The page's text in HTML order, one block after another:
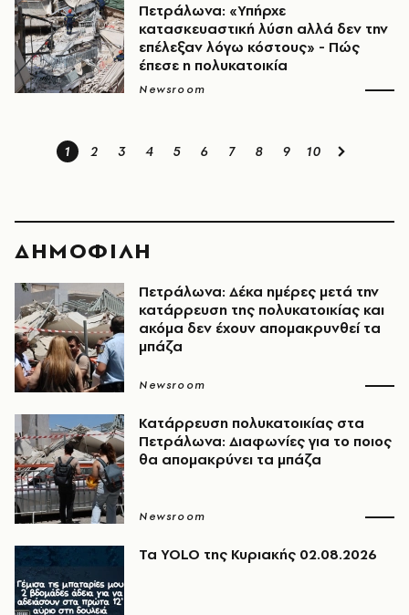
Πετράλωνα: «Υπήρχε
κατασκευαστική λύση αλλά δεν την
επέλεξαν λόγω κόστους» - Πώς
έπεσε η πολυκατοικία
Newsroom
1 2 3 4 5 6 7 8 9 10
ΔΗΜΟΦΙΛΗ
Πετράλωνα: Δέκα ημέρες μετά την
κατάρρευση της πολυκατοικίας και
ακόμα δεν έχουν απομακρυνθεί τα
μπάζα
Newsroom
Κατάρρευση πολυκατοικίας στα
Πετράλωνα: Διαφωνίες για το ποιος
θα απομακρύνει τα μπάζα
Newsroom
Τα YOLO της Κυριακής 02.08.2026